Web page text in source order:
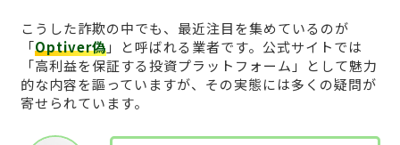
こうした詐欺の中でも、最近注目を集めているのが
「Optiver偽」と呼ばれる業者です。公式サイトでは
「高利益を保証する投資プラットフォーム」として魅力
的な内容を謳っていますが、その実態には多くの疑問が
寄せられています。